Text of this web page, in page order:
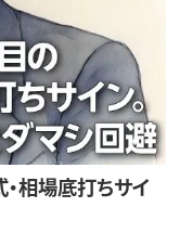
相場底打ちサイ